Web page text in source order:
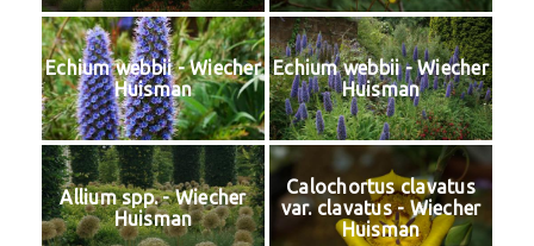
Echium webbii - Wiecher
Huisman
Echium webbii - Wiecher
Huisman
Allium spp. - Wiecher
Huisman
Calochortus clavatus
var. clavatus - Wiecher
Huisman